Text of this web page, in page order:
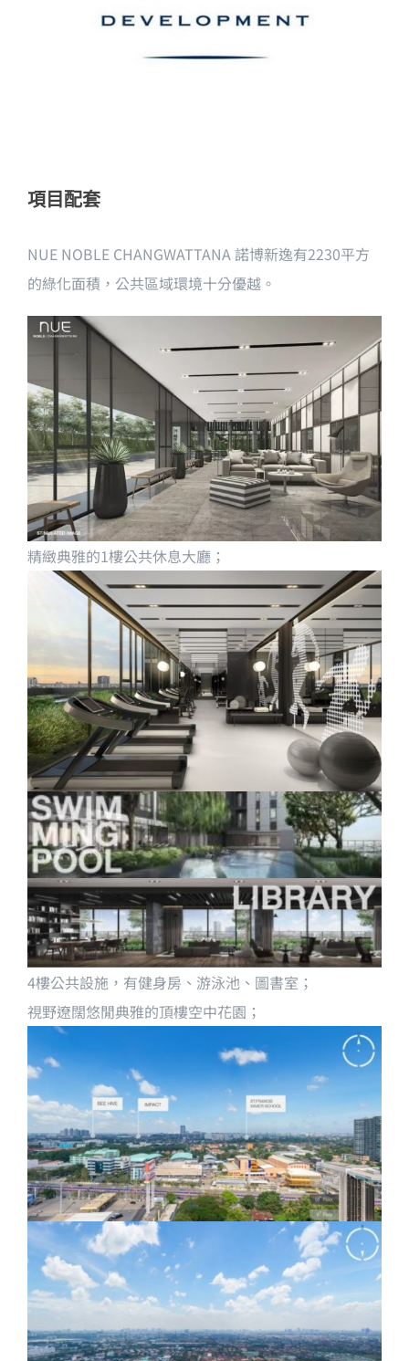
項目配套
NUE NOBLE CHANGWATTANA 諾博新逸有2230平方
的綠化面積，公共區域環境十分優越。
精緻典雅的1樓公共休息大廳；
4樓公共設施，有健身房、游泳池、圖書室；
視野遼闊悠閒典雅的頂樓空中花園；